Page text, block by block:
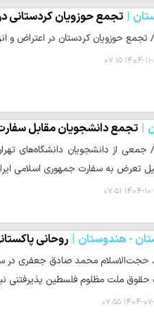
تجمع حوزویان کردستانی
تجمع حوزویان کردستان در اعتراض و
۱۱-۰۷ ۰۷:۱۵
تجمع دانشجویان مقابل
جمعی از دانشجویان دانشگاه‌های
تعرض به سفارت جمهوری اسلامی
۱۰-۲۵ ۰۷:۵۱
- هندوستان روحانی
حجت‌الاسلام محمد صادق جعفری در
حقوق ملت مظلوم فلسطین پذیرفتنی
۰۷-۱۵ ۰۷:۵۵